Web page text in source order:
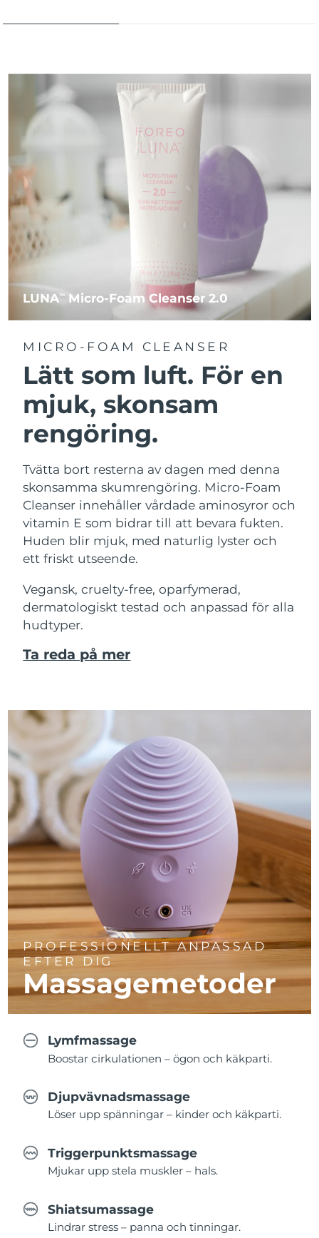
LUNATM Micro-Foam Cleanser 2.0
MICRO-FOAM CLEANSER
Lätt som luft. För en
mjuk, skonsam
rengöring.
Tvätta bort resterna av dagen med denna
skonsamma skumrengöring. Micro-Foam
Cleanser innehåller vårdade aminosyror och
vitamin E som bidrar till att bevara fukten.
Huden blir mjuk, med naturlig lyster och
ett friskt utseende.
Vegansk, cruelty-free, oparfymerad,
dermatologiskt testad och anpassad för alla
hudtyper.
Ta reda på mer
PROFESSIONELLT ANPASSAD
EFTER DIG
Massagemetoder
Lymfmassage
Boostar cirkulationen – ögon och käkparti.
Djupvävnadsmassage
Löser upp spänningar – kinder och käkparti.
Triggerpunktsmassage
Mjukar upp stela muskler – hals.
Shiatsumassage
Lindrar stress – panna och tinningar.